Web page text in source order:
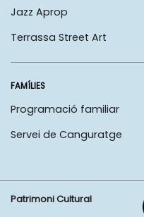
Jazz Aprop
Terrassa Street Art
FAMÍLIES
Programació familiar
Servei de Canguratge
Patrimoni Cultural